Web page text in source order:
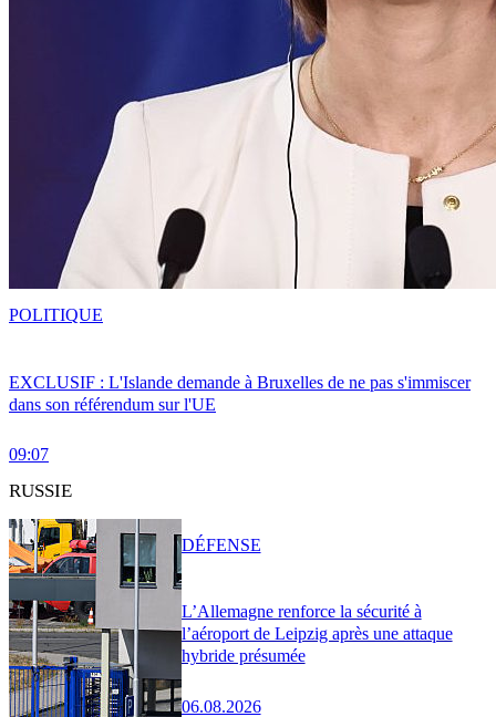
EXCLUSIF : L'Islande demande à Bruxelles de ne pas s'immiscer
dans son référendum sur l'UE
09:07
POLITIQUE
RUSSIE
L’Allemagne renforce la sécurité à
l’aéroport de Leipzig après une attaque
hybride présumée
06.08.2026
DÉFENSE